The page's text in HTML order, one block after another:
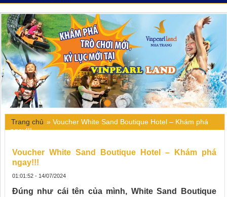
Trang chủ » Voucher White Sand Boutique Hotel – Khám phá
ngay!!!
Voucher White Sand Boutique Hotel – Khám phá
ngay!!!
01:01:52 - 14/07/2024
Đúng như cái tên của mình, White Sand Boutique